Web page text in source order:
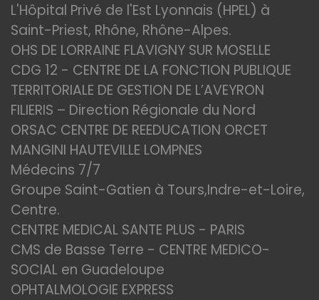
L'Hôpital Privé de l'Est Lyonnais (HPEL) à
Saint-Priest, Rhône, Rhône-Alpes.
OHS DE LORRAINE FLAVIGNY SUR MOSELLE
CDG 12 - CENTRE DE LA FONCTION PUBLIQUE
TERRITORIALE DE GESTION DE L’AVEYRON
FILIERIS – Direction Régionale du Nord
ORSAC CENTRE DE REEDUCATION ORCET
MANGINI HAUTEVILLE LOMPNES
Médecins 7/7
Groupe Saint-Gatien à Tours,Indre-et-Loire,
Centre.
CENTRE MEDICAL SANTE PLUS - PARIS
CMS de Basse Terre - CENTRE MEDICO-
SOCIAL en Guadeloupe
OPHTALMOLOGIE EXPRESS